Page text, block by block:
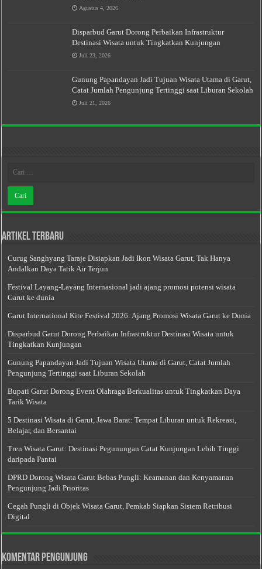
Agustus 4, 2026
Disparbud Garut Dorong Perbaikan Infrastruktur
Destinasi Wisata untuk Tingkatkan Kunjungan
Juli 23, 2026
Gunung Papandayan Jadi Tujuan Wisata Utama di Garut,
Catat Jumlah Pengunjung Tertinggi saat Liburan Sekolah
Juli 21, 2026
Artikel Terbaru
Curug Sanghyang Taraje Disiapkan Jadi Ikon Wisata Garut, Tak Hanya
Andalkan Daya Tarik Air Terjun
Festival Layang-Layang Internasional jadi ajang promosi potensi wisata
Garut ke dunia
Garut International Kite Festival 2026: Ajang Promosi Wisata Garut ke Dunia
Disparbud Garut Dorong Perbaikan Infrastruktur Destinasi Wisata untuk
Tingkatkan Kunjungan
Gunung Papandayan Jadi Tujuan Wisata Utama di Garut, Catat Jumlah
Pengunjung Tertinggi saat Liburan Sekolah
Bupati Garut Dorong Event Olahraga Berkualitas untuk Tingkatkan Daya
Tarik Wisata
5 Destinasi Wisata di Garut, Jawa Barat: Tempat Liburan untuk Rekreasi,
Belajar, dan Bersantai
Tren Wisata Garut: Destinasi Pegunungan Catat Kunjungan Lebih Tinggi
daripada Pantai
DPRD Dorong Wisata Garut Bebas Pungli: Keamanan dan Kenyamanan
Pengunjung Jadi Prioritas
Cegah Pungli di Objek Wisata Garut, Pemkab Siapkan Sistem Retribusi
Digital
Komentar Pengunjung